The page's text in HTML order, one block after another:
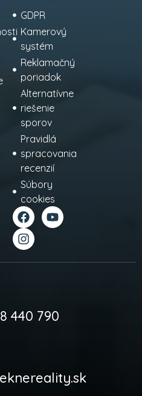
GDPR
Kamerový
systém
Reklamačný
poriadok
Alternatívne
riešenie
sporov
Pravidlá
spracovania
recenzií
Súbory
cookies
440 790